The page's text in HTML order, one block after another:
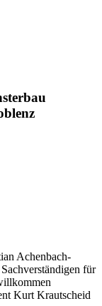
Achenbach-
für
Kurt Krautscheid